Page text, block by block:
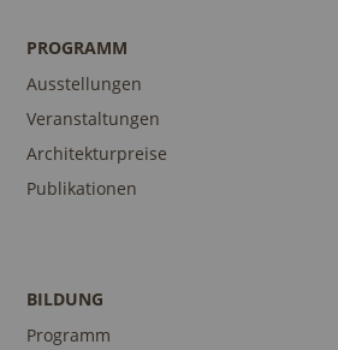
PROGRAMM
Ausstellungen
Veranstaltungen
Architekturpreise
Publikationen
BILDUNG
Programm